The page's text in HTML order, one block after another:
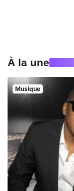
À la une
Musique